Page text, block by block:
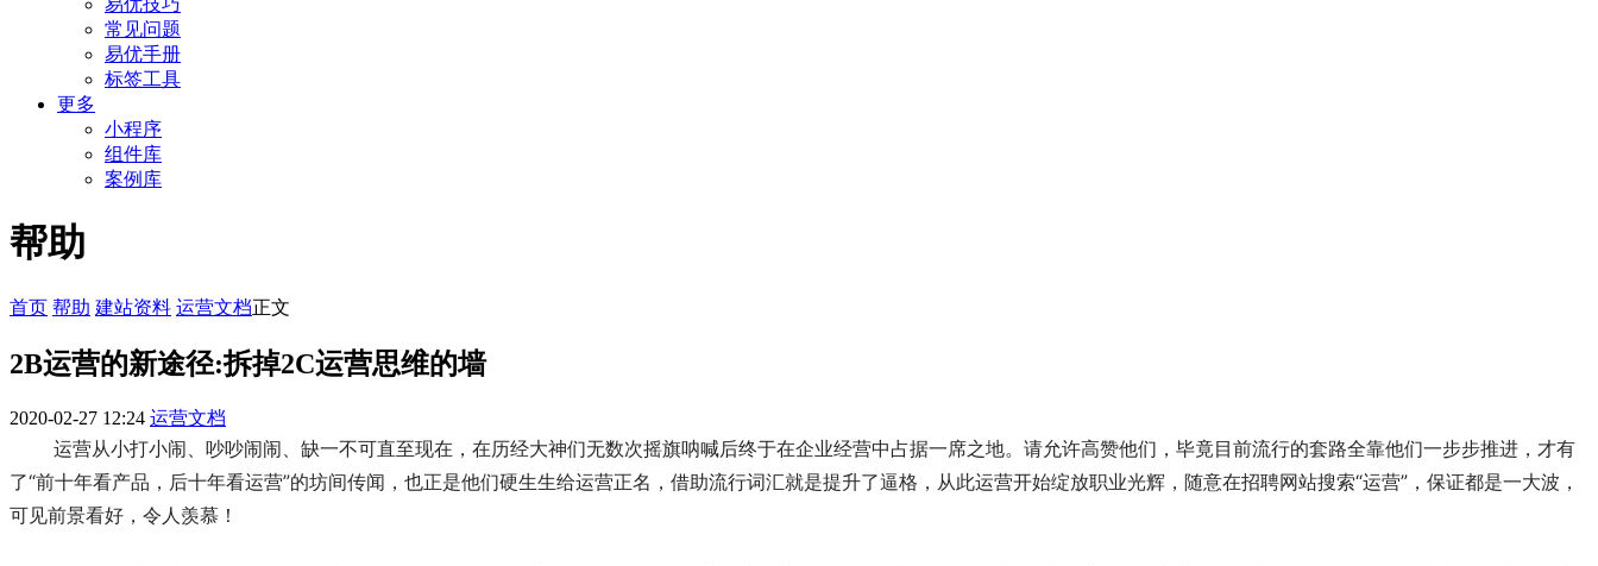
易优技巧
常见问题
易优手册
标签工具
更多
小程序
组件库
案例库
帮助
首页 帮助 建站资料 运营文档正文
2B运营的新途径:拆掉2C运营思维的墙
2020-02-27 12:24 运营文档
运营从小打小闹、吵吵闹闹、缺一不可直至现在，在历经大神们无数次摇旗呐喊后终于在企业经营中占据一席之地。请允许高赞他们，毕竟目前流行的套路全靠他们一步步推进，才有
了“前十年看产品，后十年看运营”的坊间传闻，也正是他们硬生生给运营正名，借助流行词汇就是提升了逼格，从此运营开始绽放职业光辉，随意在招聘网站搜索“运营”，保证都是一大波，
可见前景看好，令人羡慕！